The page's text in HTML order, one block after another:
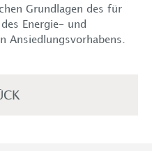
Grundlagen des für
Energie- und
Ansiedlungsvorhabens.